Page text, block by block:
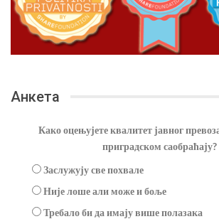
Анкета
Како оцењујете квалитет јавног
приградском саобраћају?
Заслужују све похвале
Није лоше али може и боље
Требало би да имају више полазака